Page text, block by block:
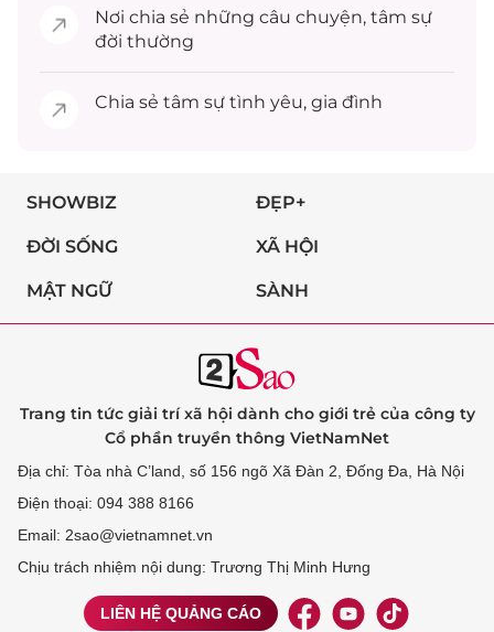
Nơi chia sẻ những câu chuyện, tâm sự
đời thường
Chia sẻ tâm sự tình yêu, gia đình
SHOWBIZ ĐẸP+
ĐỜI SỐNG XÃ HỘI
MẬT NGỮ SÀNH
Trang tin tức giải trí xã hội dành cho giới trẻ của công ty
Cổ phần truyền thông VietNamNet
Địa chỉ: Tòa nhà C’land, số 156 ngõ Xã Đàn 2, Đống Đa, Hà Nội
Điện thoại: 094 388 8166
Email: 2sao@vietnamnet.vn
Chịu trách nhiệm nội dung: Trương Thị Minh Hưng
LIÊN HỆ QUẢNG CÁO